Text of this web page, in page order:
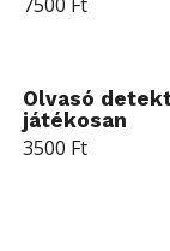
Olvasó
játékosan
3500 Ft